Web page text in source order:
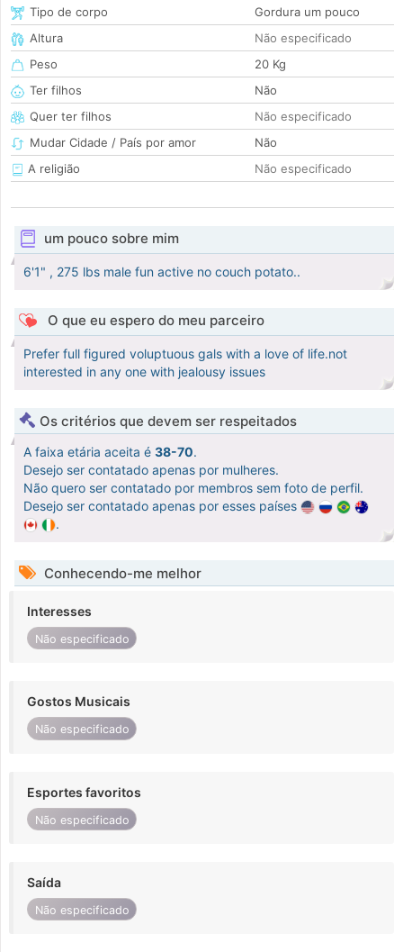
Tipo de corpo
Gordura um pouco
Altura
Não especificado
Peso
20 Kg
Ter filhos
Não
Quer ter filhos
Não especificado
Mudar Cidade / País por amor
Não
A religião
Não especificado
um pouco sobre mim
6'1" , 275 lbs male fun active no couch potato..
O que eu espero do meu parceiro
Prefer full figured voluptuous gals with a love of life.not
interested in any one with jealousy issues
Os critérios que devem ser respeitados
A faixa etária aceita é 38-70.
Desejo ser contatado apenas por mulheres.
Não quero ser contatado por membros sem foto de perfil.
Desejo ser contatado apenas por esses países
.
Conhecendo-me melhor
Interesses
Não especificado
Gostos Musicais
Não especificado
Esportes favoritos
Não especificado
Saída
Não especificado